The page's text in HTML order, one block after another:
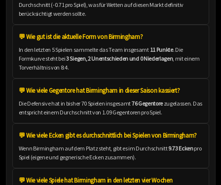
Durchschnitt (-0.71 pro Spiel), was für Wetten auf diesen Markt definitiv
berücksichtigt werden sollte.
💬 Wie gut ist die aktuelle Form von Birmingham?
In den letzten 5 Spielen sammelte das Team insgesamt 11 Punkte. Die
Formkurve steht bei3 Siegen, 2 Unentschieden und 0 Niederlagen, mit einem
Torverhältnis von 8:4.
💬 Wie viele Gegentore hat Birmingham in dieser Saison kassiert?
Die Defensive hat in bisher 70 Spielen insgesamt76 Gegentorezugelassen. Das
entspricht einem Durchschnitt von 1.09 Gegentoren pro Spiel.
💬 Wie viele Ecken gibt es durchschnittlich bei Spielen von Birmingham?
Wenn Birmingham auf dem Platz steht, gibt es im Durchschnitt9.73 Eckenpro
Spiel (eigene und gegnerische Ecken zusammen).
💬 Wie viele Spiele hat Birmingham in den letzten vier Wochen